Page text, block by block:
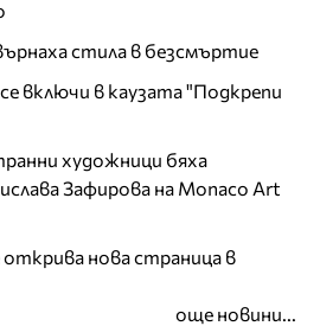
стила в безсмъртие
включи в каузата "Подкрепи
художници бяха
Зафирова на Monaco Art
открива нова страница в
още новини...